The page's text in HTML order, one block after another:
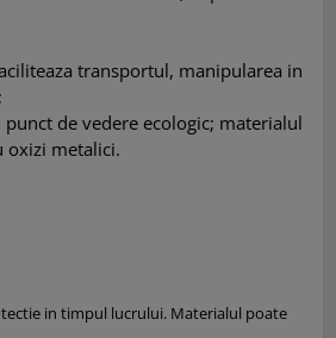
transportul, manipularea in
de vedere ecologic; materialul
oxizi metalici.
in timpul lucrului. Materialul poate